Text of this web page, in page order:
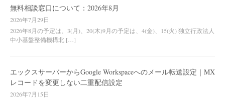
無料相談窓口について：2026年8月
2026年7月29日
2026年8月の予定は、3(月)、20(木)9月の予定は、4(金)、15(火) 独立行政法人
中小基盤整備機構北 […]
エックスサーバーからGoogle Workspaceへのメール転送設定｜MX
レコードを変更しない二重配信設定
2026年7月15日